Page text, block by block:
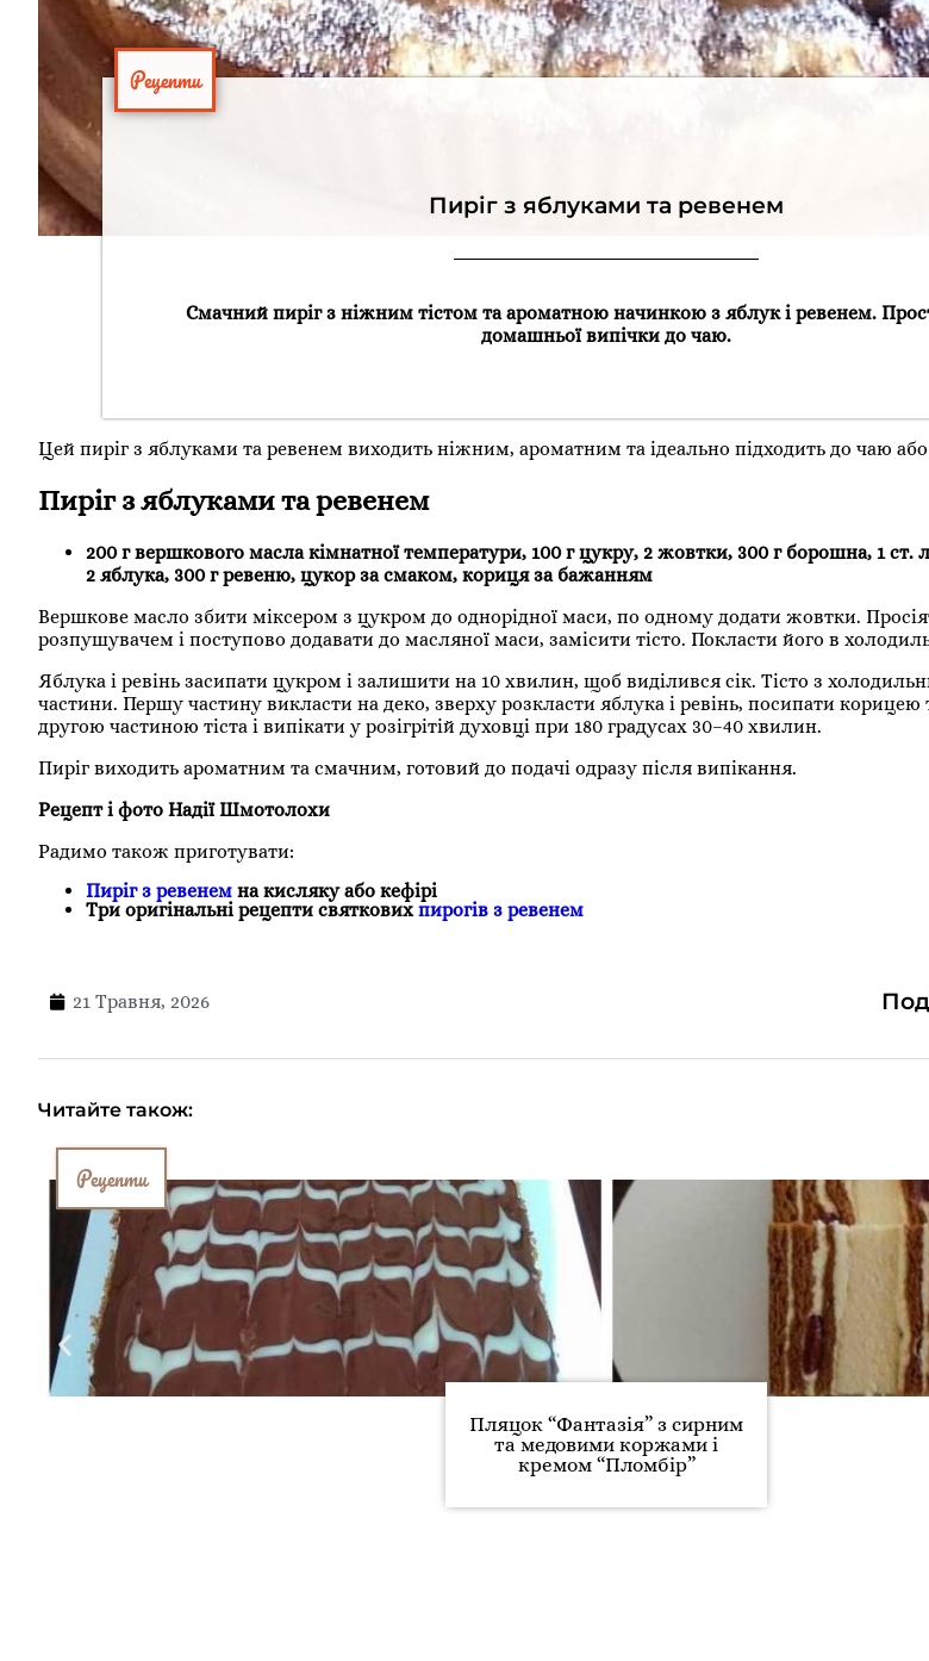
Рецепти
Пиріг з яблуками та ревенем
Смачний пиріг з ніжним тістом та ароматною начинкою з яблук і ревенем.
домашньої випічки до чаю.
Цей пиріг з яблуками та ревенем виходить ніжним, ароматним та ідеально підходить до чаю
Пиріг з яблуками та ревенем
200 г вершкового масла кімнатної температури, 100 г цукру, 2 жовтки, 300 г борошна, 1
2 яблука, 300 г ревеню, цукор за смаком, кориця за бажанням
Вершкове масло збити міксером з цукром до однорідної маси, по одному додати жовтки.
розпушувачем і поступово додавати до масляної маси, замісити тісто. Покласти його в
Яблука і ревінь засипати цукром і залишити на 10 хвилин, щоб виділився сік. Тісто з
частини. Першу частину викласти на деко, зверху розкласти яблука і ревінь, посипати
другою частиною тіста і випікати у розігрітій духовці при 180 градусах 30–40 хвилин.
Пиріг виходить ароматним та смачним, готовий до подачі одразу після випікання.
Рецепт і фото Надії Шмотолохи
Радимо також приготувати:
Пиріг з ревенем на кисляку або кефірі
Три оригінальні рецепти святковихпирогів з ревенем
21 Травня, 2026
Читайте також:
Рецепти
Пляцок “Фантазія” з сирним
та медовими коржами і
кремом “Пломбір”